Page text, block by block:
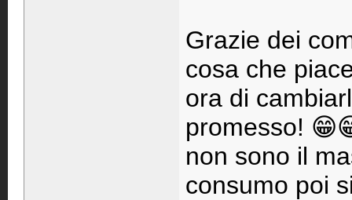
Grazie dei
cosa che
ora di
promesso!
non sono il
consumo poi